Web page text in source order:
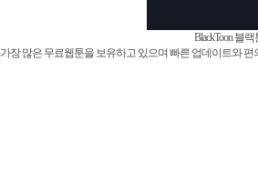
BlackToon 블
가장 많은 무료웹툰을 보유하고 있으며 빠른 업데이트와